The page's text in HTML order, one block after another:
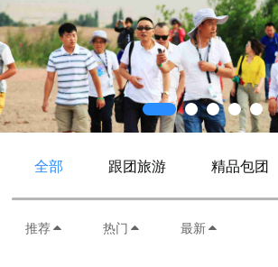
全部 跟团旅游 精品包团
推荐 热门 最新